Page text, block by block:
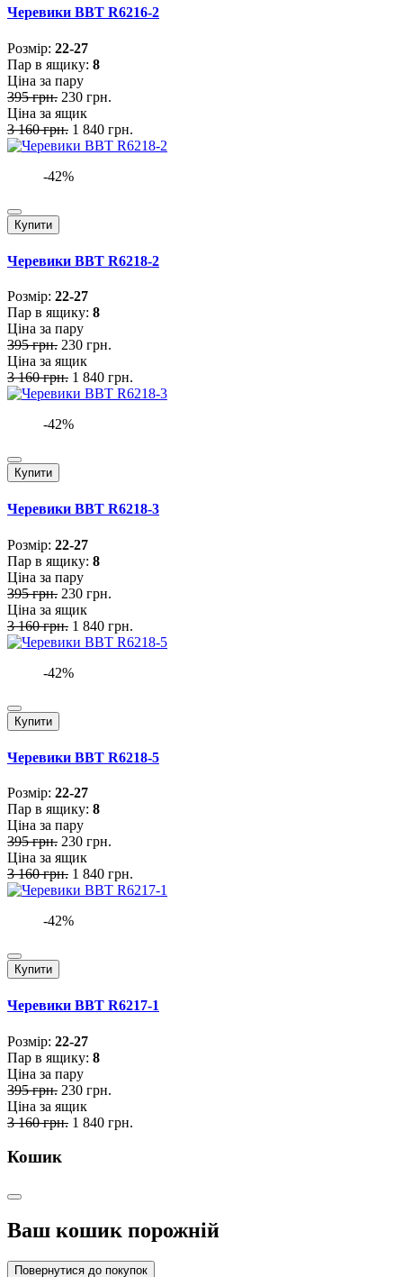
Черевики BBT R6216-2
Розмiр: 22-27
Пар в ящику: 8
Ціна за пару
395 грн. 230 грн.
Ціна за ящик
3 160 грн. 1 840 грн.
-42%
Купити
Черевики BBT R6218-2
Розмiр: 22-27
Пар в ящику: 8
Ціна за пару
395 грн. 230 грн.
Ціна за ящик
3 160 грн. 1 840 грн.
-42%
Купити
Черевики BBT R6218-3
Розмiр: 22-27
Пар в ящику: 8
Ціна за пару
395 грн. 230 грн.
Ціна за ящик
3 160 грн. 1 840 грн.
-42%
Купити
Черевики BBT R6218-5
Розмiр: 22-27
Пар в ящику: 8
Ціна за пару
395 грн. 230 грн.
Ціна за ящик
3 160 грн. 1 840 грн.
-42%
Купити
Черевики BBT R6217-1
Розмiр: 22-27
Пар в ящику: 8
Ціна за пару
395 грн. 230 грн.
Ціна за ящик
3 160 грн. 1 840 грн.
Кошик
Ваш кошик порожній
Повернутися до покупок